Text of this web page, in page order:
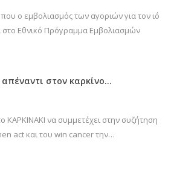
ο εμβολιασμός των αγοριών για τον ιό
στο Εθνικό Πρόγραμμα Εμβολιασμών
απέναντι στον καρκίνο…
ΚΑΡΚΙΝΑΚΙ να συμμετέχει στην συζήτηση
act και του win cancer την…